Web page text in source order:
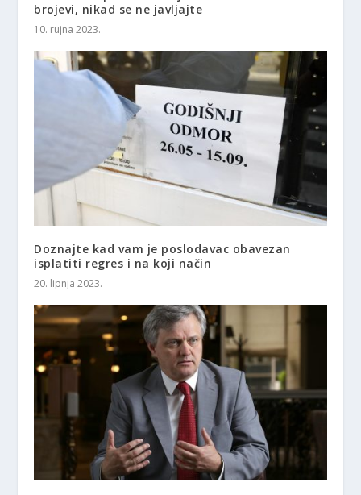
brojevi, nikad se ne javljajte
10. rujna 2023.
Doznajte kad vam je poslodavac obavezan
isplatiti regres i na koji način
20. lipnja 2023.